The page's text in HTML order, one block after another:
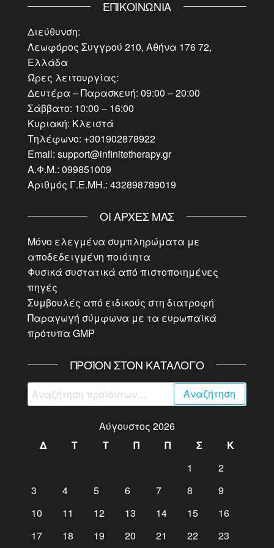
ΕΠΙΚΟΙΝΩΝΊΑ
Διεύθυνση:
Λεωφόρος Συγγρού 210, Αθήνα 176 72,
Ελλάδα
Ώρες λειτουργίας:
Δευτέρα – Παρασκευή: 09:00 – 20:00
Σάββατο: 10:00 – 16:00
Κυριακή: Κλειστά
Τηλέφωνο: +301902878922
Email: support@infinitetherapy.gr
Α.Φ.Μ.: 099851009
Αριθμός Γ.Ε.ΜΗ.: 432898789019
ΟΙ ΑΡΧΈΣ ΜΑΣ
Μόνο ελεγμένα συμπληρώματα με
αποδεδειγμένη ποιότητα
Φυσικά συστατικά από πιστοποιημένες
πηγές
Συμβουλές από ειδικούς στη διατροφή
Παραγωγή σύμφωνα με τα ευρωπαϊκά
πρότυπα GMP
ΠΡΟΪΌΝ ΣΤΟΝ ΚΑΤΆΛΟΓΟ
Αναζήτηση
για:
Αναζήτηση
Αύγουστος 2026
Δ
Τ Τ Π Π Σ
Κ
1
2
3
4 5 6 7 8
9
10
11 12 13 14 15
16
17
18 19 20 21 22 23